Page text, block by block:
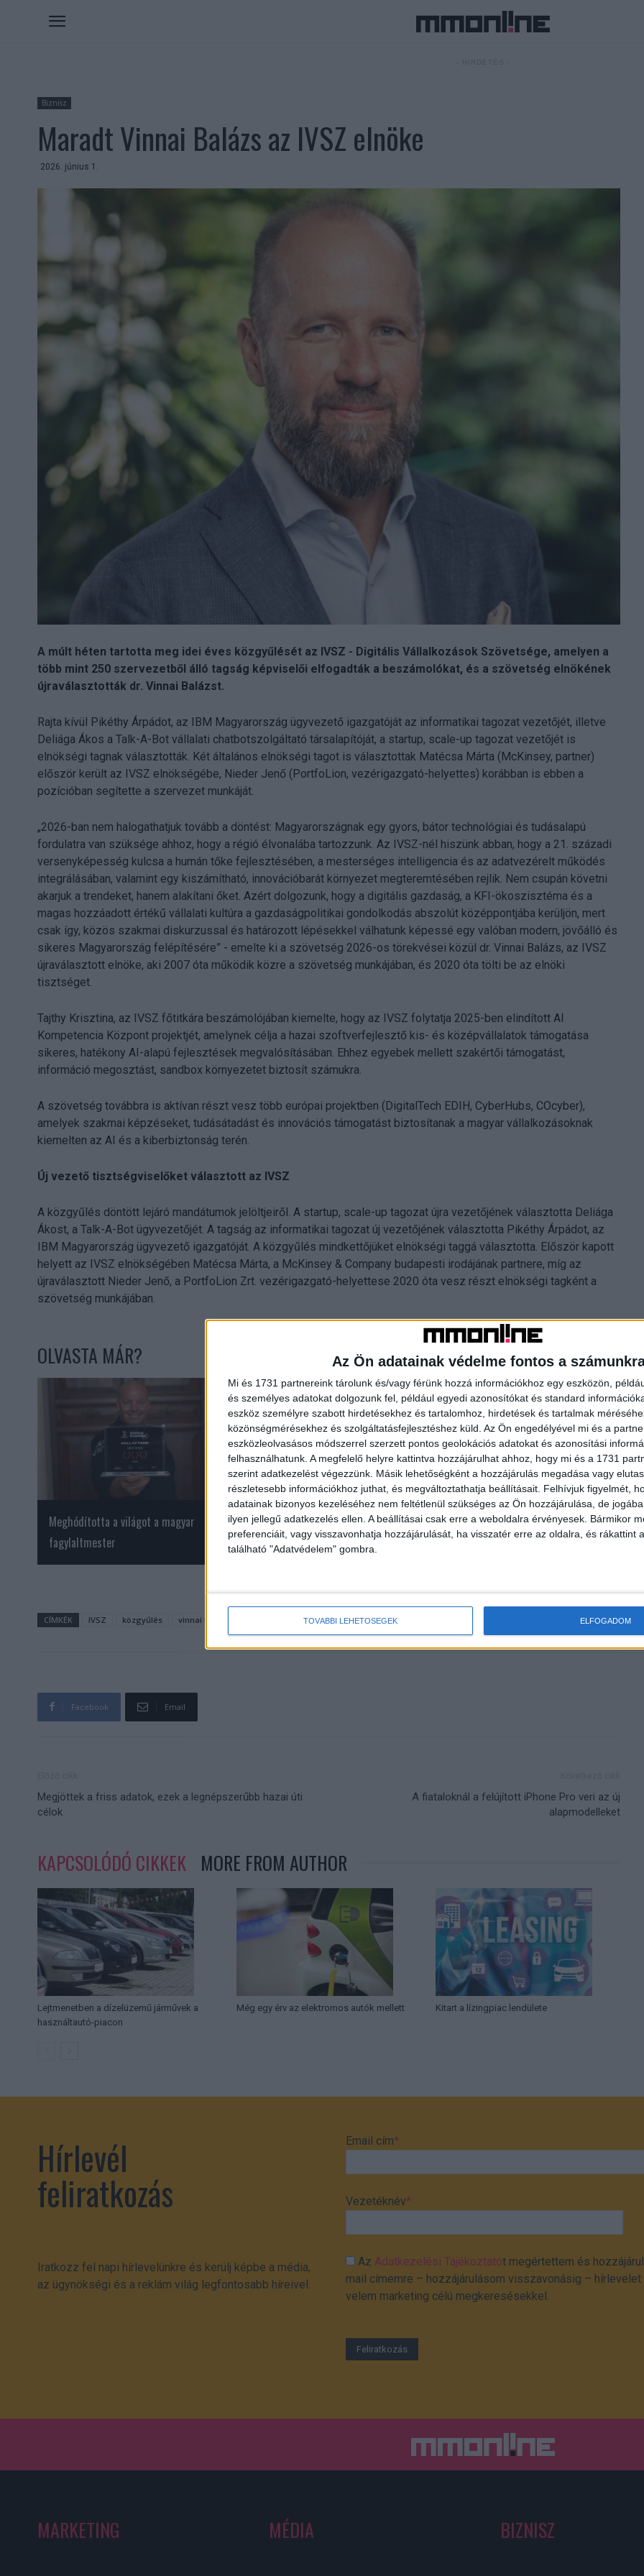
Az Ön adatainak védelme fontos a
Mi és 1731 partnereink tárolunk és/vagy férünk hozzá információkhoz egy eszközön,
és személyes adatokat dolgozunk fel, például egyedi azonosítókat és standard
eszköz személyre szabott hirdetésekhez és tartalomhoz, hirdetések és tartalmak
közönségmérésekhez és szolgáltatásfejlesztéshez küld. Az Ön engedélyével mi és a
eszközleolvasásos módszerrel szerzett pontos geolokációs adatokat és azonosítási
felhasználhatunk. A megfelelő helyre kattintva hozzájárulhat ahhoz, hogy mi és a 1731
szerint adatkezelést végezzünk. Másik lehetőségként a hozzájárulás megadása vagy
részletesebb információkhoz juthat, és megváltoztathatja beállításait. Felhívjuk figyelmét,
adatainak bizonyos kezeléséhez nem feltétlenül szükséges az Ön hozzájárulása, de
ilyen jellegű adatkezelés ellen. A beállításai csak erre a weboldalra érvényesek. Bármikor
preferenciáit, vagy visszavonhatja hozzájárulását, ha visszatér erre az oldalra, és rákattint
található "Adatvédelem" gombra.
TOVÁBBI LEHETŐSÉGEK ELFOGADOM
Biznisz
Maradt Vinnai Balázs az IVSZ elnöke
2026. június 1.
A múlt héten tartotta meg idei éves közgyűlését az IVSZ - Digitális Vállalkozások Szövetsége, amelyen a
több mint 250 szervezetből álló tagság képviselői elfogadták a beszámolókat, és a szövetség elnökének
újraválasztották dr. Vinnai Balázst.
Rajta kívül Pikéthy Árpádot, az IBM Magyarország ügyvezető igazgatóját az informatikai tagozat vezetőjét, illetve
Deliága Ákos a Talk-A-Bot vállalati chatbotszolgáltató társalapítóját, a startup, scale-up tagozat vezetőjét is
elnökségi tagnak választották. Két általános elnökségi tagot is választottak Matécsa Márta (McKinsey, partner)
először került az IVSZ elnökségébe, Nieder Jenő (PortfoLion, vezérigazgató-helyettes) korábban is ebben a
pozícióban segítette a szervezet munkáját.
„2026-ban nem halogathatjuk tovább a döntést: Magyarországnak egy gyors, bátor technológiai és tudásalapú
fordulatra van szüksége ahhoz, hogy a régió élvonalába tartozzunk. Az IVSZ-nél hiszünk abban, hogy a 21. századi
versenyképesség kulcsa a humán tőke fejlesztésében, a mesterséges intelligencia és az adatvezérelt működés
integrálásában, valamint egy kiszámítható, innovációbarát környezet megteremtésében rejlik. Nem csupán követni
akarjuk a trendeket, hanem alakítani őket. Azért dolgozunk, hogy a digitális gazdaság, a KFI-ökoszisztéma és a
magas hozzáadott értékű vállalati kultúra a gazdaságpolitikai gondolkodás abszolút középpontjába kerüljön, mert
csak így, közös szakmai diskurzussal és határozott lépésekkel válhatunk képessé egy valóban modern, jövőálló és
sikeres Magyarország felépítésére” - emelte ki a szövetség 2026-os törekvései közül dr. Vinnai Balázs, az IVSZ
újraválasztott elnöke, aki 2007 óta működik közre a szövetség munkájában, és 2020 óta tölti be az elnöki
tisztséget.
Tajthy Krisztina, az IVSZ főtitkára beszámolójában kiemelte, hogy az IVSZ folytatja 2025-ben elindított AI
Kompetencia Központ projektjét, amelynek célja a hazai szoftverfejlesztő kis- és középvállalatok támogatása
sikeres, hatékony AI-alapú fejlesztések megvalósításában. Ehhez egyebek mellett szakértői támogatást,
információ megosztást, sandbox környezetet biztosít számukra.
A szövetség továbbra is aktívan részt vesz több európai projektben (DigitalTech EDIH, CyberHubs, COcyber),
amelyek szakmai képzéseket, tudásátadást és innovációs támogatást biztosítanak a magyar vállalkozásoknak
kiemelten az AI és a kiberbiztonság terén.
Új vezető tisztségviselőket választott az IVSZ
A közgyűlés döntött lejáró mandátumok jelöltjeiről. A startup, scale-up tagozat újra vezetőjének választotta Deliága
Ákost, a Talk-A-Bot ügyvezetőjét. A tagság az informatikai tagozat új vezetőjének választotta Pikéthy Árpádot, az
IBM Magyarország ügyvezető igazgatóját. A közgyűlés mindkettőjüket elnökségi taggá választotta. Először kapott
helyett az IVSZ elnökségében Matécsa Márta, a McKinsey & Company budapesti irodájának partnere, míg az
újraválasztott Nieder Jenő, a PortfoLion Zrt. vezérigazgató-helyettese 2020 óta vesz részt elnökségi tagként a
szövetség munkájában.
OLVASTA MÁR?
Meghódította a világot a magyar
fagylaltmester
Sikersorozatok és nagy
visszatérések az HBO Maxon
Új elnökkel folytatja az MLE
CÍMKÉK IVSZ közgyűlés vinnai balázs
Facebook Email
Megjöttek a friss adatok, ezek a legnépszerűbb hazai úti
célok
A fiataloknál a felújított iPhone Pro veri az új
alapmodelleket
KAPCSOLÓDÓ CIKKEK MORE FROM AUTHOR
Lejtmenetben a dízelüzemű járművek a
használtautó-piacon
Még egy érv az elektromos autók mellett Kitart a lízingpiac lendülete
Hírlevél
feliratkozás
Iratkozz fel napi hírlevelünkre és kerülj képbe a média,
az ügynökségi és a reklám világ legfontosabb híreivel.
Email cím*
Vezetéknév*
AzAdatkezelési Tájékoztatót megértettem és
mail címemre – hozzájárulásom visszavonásig –
velem marketing célú megkeresésekkel.
MARKETING MÉDIA BIZNISZ